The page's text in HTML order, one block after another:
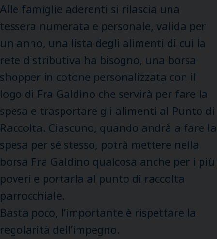
Alle famiglie aderenti si rilascia una
tessera numerata e personale, valida per
un anno, una lista degli alimenti di cui la
rete distributiva ha bisogno, una borsa
shopper in cotone personalizzata con il
logo di Fra Galdino che servirà per fare la
spesa e trasportare gli alimenti al Punto di
Raccolta. Ciascuno, quando andrà a fare la
spesa per sé stesso, potrà mettere nella
borsa Fra Galdino qualcosa anche per i più
poveri e portarla al punto di raccolta
parrocchiale.
Basta poco, l’importante è rispettare la
regolarità dell’impegno.